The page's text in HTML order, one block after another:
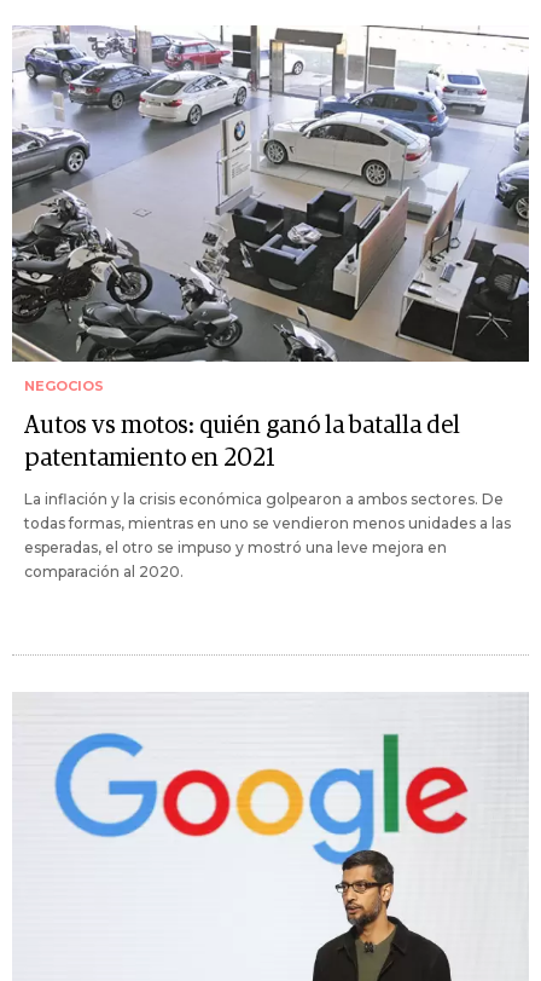
NEGOCIOS
Autos vs motos: quién ganó la batalla del
patentamiento en 2021
La inflación y la crisis económica golpearon a ambos sectores. De
todas formas, mientras en uno se vendieron menos unidades a las
esperadas, el otro se impuso y mostró una leve mejora en
comparación al 2020.